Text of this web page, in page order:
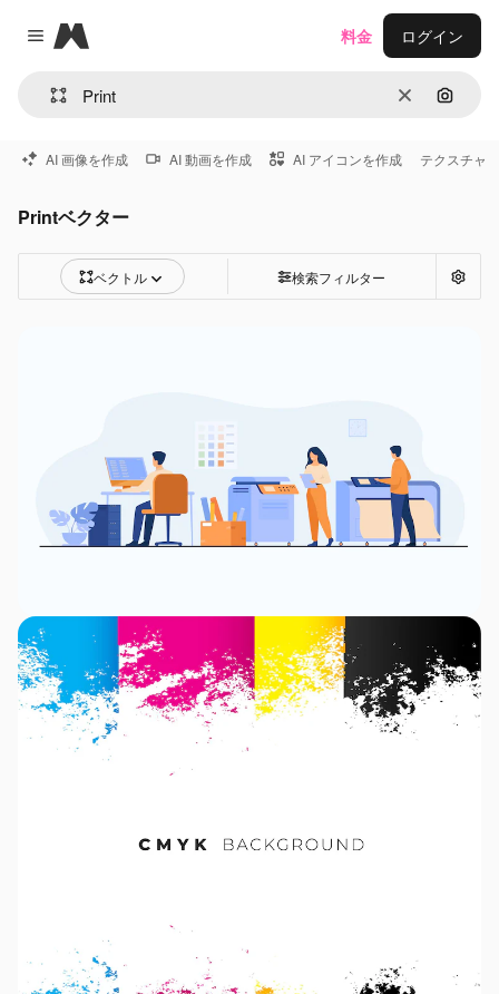
Close menu
Magnific
消去 画像で
料金 ログイン
AI 画像を作成 AI 動画を作成 AI アイコンを作成 テクスチャ
Printベクター
ベクトル 検索フィルター